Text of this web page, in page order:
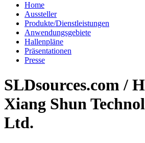
Home
Aussteller
Produkte/Dienstleistungen
Anwendungsgebiete
Hallenpläne
Präsentationen
Presse
SLDsources.com /
Xiang Shun
Ltd.